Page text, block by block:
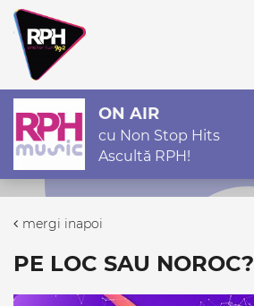
ON AIR
cu Non Stop Hits
Ascultă RPH!
PE LOC SAU NOROC?
mergi inapoi